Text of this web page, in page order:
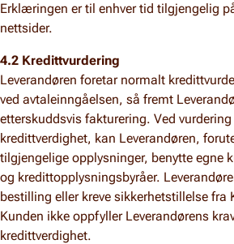
Erklæringen er til enhver tid tilgjengelig
nettsider.
4.2 Kredittvurdering
Leverandøren foretar normalt
ved avtaleinngåelsen, så fremt
etterskuddsvis fakturering. Ved vurdering
kredittverdighet, kan Leverandøren,
tilgjengelige opplysninger, benytte egne
og kredittopplysningsbyråer.
bestilling eller kreve sikkerhetstillelse fra
Kunden ikke oppfyller Leverandørens
kredittverdighet.